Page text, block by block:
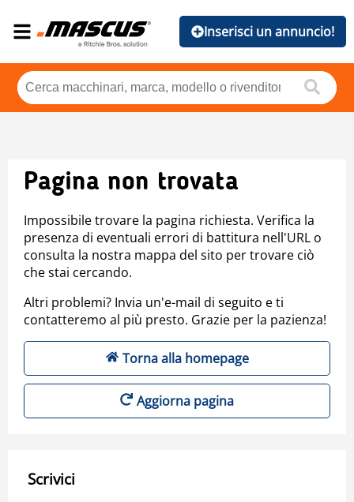
Inserisci un annuncio!
Pagina non trovata
Impossibile trovare la pagina richiesta. Verifica la
presenza di eventuali errori di battitura nell'URL o
consulta la nostra mappa del sito per trovare ciò
che stai cercando.
Altri problemi? Invia un'e-mail di seguito e ti
contatteremo al più presto. Grazie per la pazienza!
Torna alla homepage
Aggiorna pagina
Scrivici